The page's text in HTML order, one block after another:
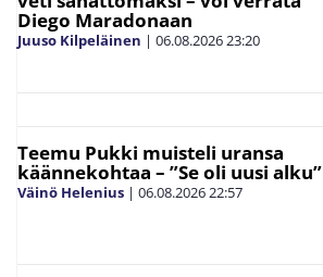
Diego Maradonaan
Juuso Kilpeläinen | 06.08.202623:20
Teemu Pukki muisteli uransa
käännekohtaa – ”Se oli uusi alku”
Väinö Helenius | 06.08.202622:57